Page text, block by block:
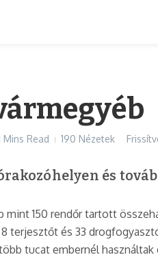
Mins Read 190 Nézetek
és
mint 150 rendőr tartott
terjesztőt és 33
tucat embernél